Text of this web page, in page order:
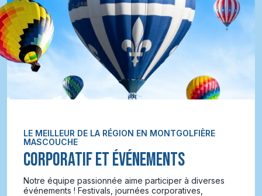
LE MEILLEUR DE LA RÉGION EN MONTGOLFIÈRE
MASCOUCHE
CORPORATIF ET ÉVÉNEMENTS
Notre équipe passionnée aime participer à diverses
événements ! Festivals, journées corporatives,